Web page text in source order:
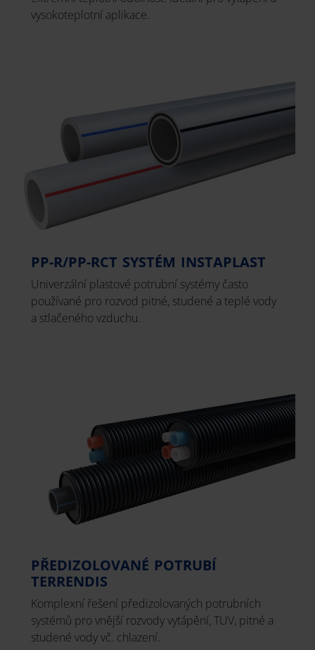
vysokoteplotní aplikace.
PP-R/PP-RCT SYSTÉM INSTAPLAST
Univerzální plastové potrubní systémy často
používané pro rozvod pitné, studené a teplé vody
a stlačeného vzduchu.
PŘEDIZOLOVANÉ POTRUBÍ
TERRENDIS
Komplexní řešení předizolovaných potrubních
systémů pro vnější rozvody vytápění, TUV, pitné a
studené vody vč. chlazení.